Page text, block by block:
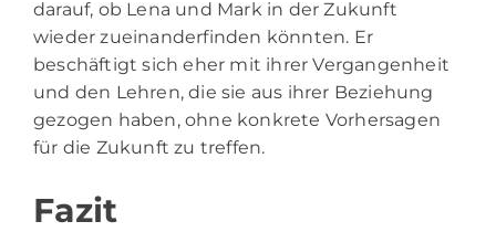
darauf, ob Lena und Mark in der Zukunft
wieder zueinanderfinden könnten. Er
beschäftigt sich eher mit ihrer Vergangenheit
und den Lehren, die sie aus ihrer Beziehung
gezogen haben, ohne konkrete Vorhersagen
für die Zukunft zu treffen.
Fazit